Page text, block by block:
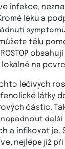
infekce,
léků a
tělu
na
léčivých
látky
částic.
další
a infikovat je.
nejlépe již